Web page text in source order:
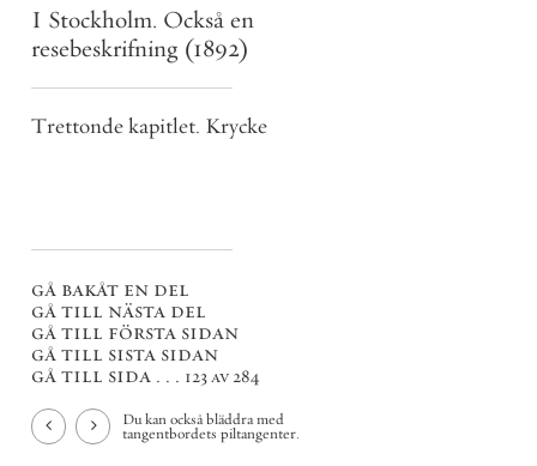
I Stockholm. Också en
resebeskrifning (1892)
Trettonde kapitlet. Krycke
gå bakåt en del
gå till nästa del
gå till första sidan
gå till sista sidan
gå till sida . . . 123 av 284
Du kan också bläddra med
tangentbordets piltangenter.